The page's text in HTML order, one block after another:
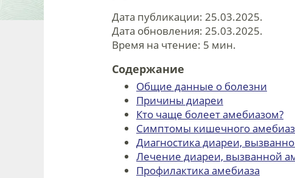
Дата публикации: 25.03.2025.
Дата обновления: 25.03.2025.
Время на чтение: 5 мин.
Содержание
Общие данные о болезни
Причины диареи
Кто чаще болеет амебиазом?
Симптомы кишечного
Диагностика диареи,
Лечение диареи, вызванной
Профилактика амебиаза